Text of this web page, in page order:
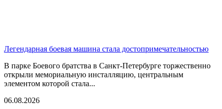
Легендарная боевая машина стала достопримечательностью
В парке Боевого братства в Санкт-Петербурге торжественно
открыли мемориальную инсталляцию, центральным
элементом которой стала...
06.08.2026